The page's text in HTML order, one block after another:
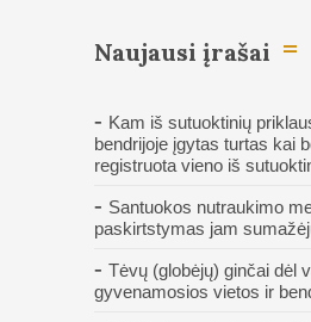
Naujausi įrašai
Kam iš sutuoktinių
bendrijoje įgytas turtas kai
registruota vieno iš
Santuokos nutraukimo
paskirtstymas jam
Tėvų (globėjų) ginčai dėl
gyvenamosios vietos ir